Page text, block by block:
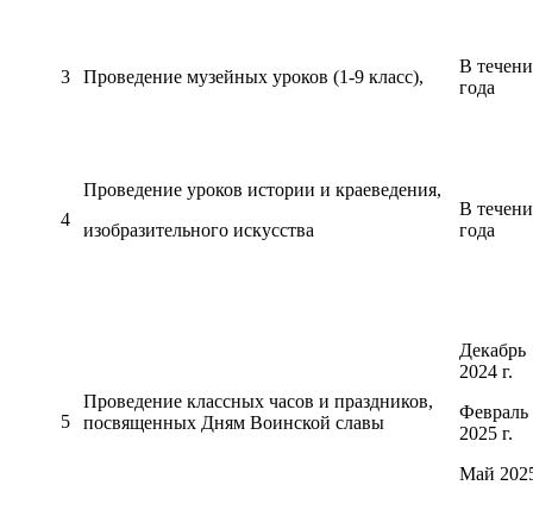
3 Проведение музейных уроков (1-9 класс),
В
года
4
Проведение уроков истории и краеведения,
изобразительного искусства
В
года
5
Проведение классных часов и праздников,
посвященных Дням Воинской славы
Декабрь
2024 г.
Февраль
2025 г.
Май